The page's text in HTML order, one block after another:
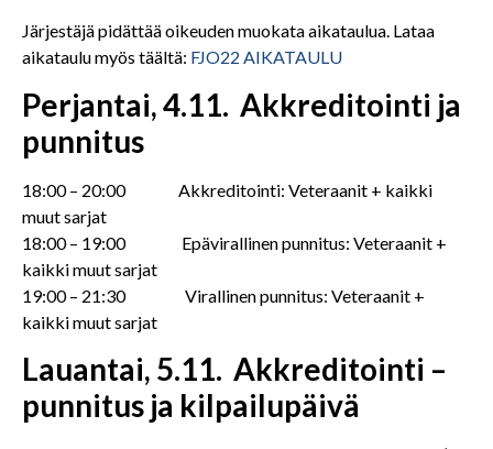
Järjestäjä pidättää oikeuden muokata aikataulua. Lataa
aikataulu myös täältä: FJO22 AIKATAULU
Perjantai, 4.11. Akkreditointi ja
punnitus
18:00 – 20:00 Akkreditointi: Veteraanit + kaikki
muut sarjat
18:00 – 19:00 Epävirallinen punnitus: Veteraanit +
kaikki muut sarjat
19:00 – 21:30 Virallinen punnitus: Veteraanit +
kaikki muut sarjat
Lauantai, 5.11. Akkreditointi –
punnitus ja kilpailupäivä